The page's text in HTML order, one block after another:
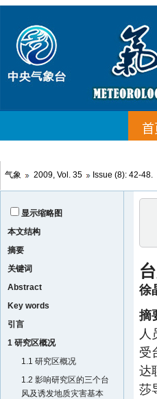
气象 2009, Vol. 35 Issue (8): 42-48.
显示缩略图
本文结构
摘要
关键词
Abstract
Key words
引言
1 研究区概况
1.1 研究区概况
1.2 影响研究区的三个台
风及诱发地质灾害基本
徐
摘
人
受
达
莎